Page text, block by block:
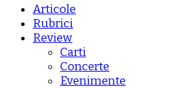
Articole
Rubrici
Review
Carti
Concerte
Evenimente